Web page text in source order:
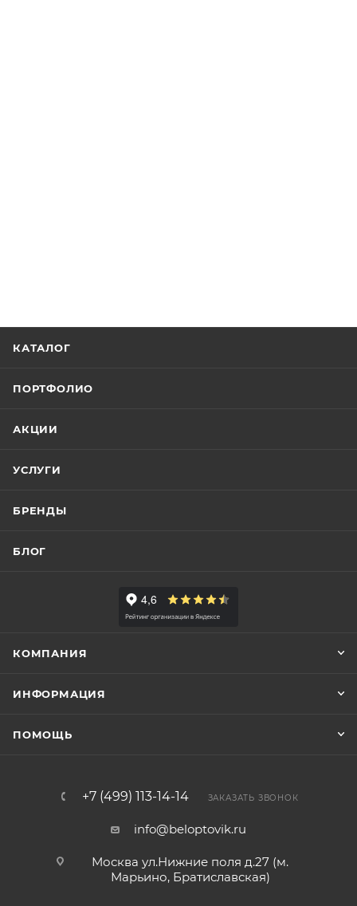
КАТАЛОГ
ПОРТФОЛИО
АКЦИИ
УСЛУГИ
БРЕНДЫ
БЛОГ
КОМПАНИЯ
ИНФОРМАЦИЯ
ПОМОЩЬ
+7 (499) 113-14-14 ЗАКАЗАТЬ ЗВОНОК
info@beloptovik.ru
Москва ул.Нижние поля д.27 (м.
Марьино, Братиславская)